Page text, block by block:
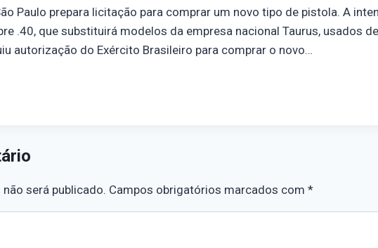
Paulo prepara licitação para comprar um novo tipo de pistola. A
.40, que substituirá modelos da empresa nacional Taurus, usados
autorização do Exército Brasileiro para comprar o novo…
será publicado. Campos obrigatórios marcados com *